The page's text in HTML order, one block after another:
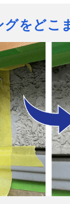
をどこ